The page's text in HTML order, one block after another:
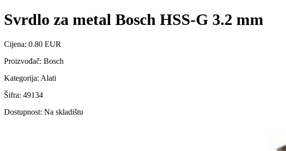
Svrdlo za metal Bosch HSS-G 3.2 mm
Cijena: 0.80 EUR
Proizvođač: Bosch
Kategorija: Alati
Šifra: 49134
Dostupnost: Na skladištu